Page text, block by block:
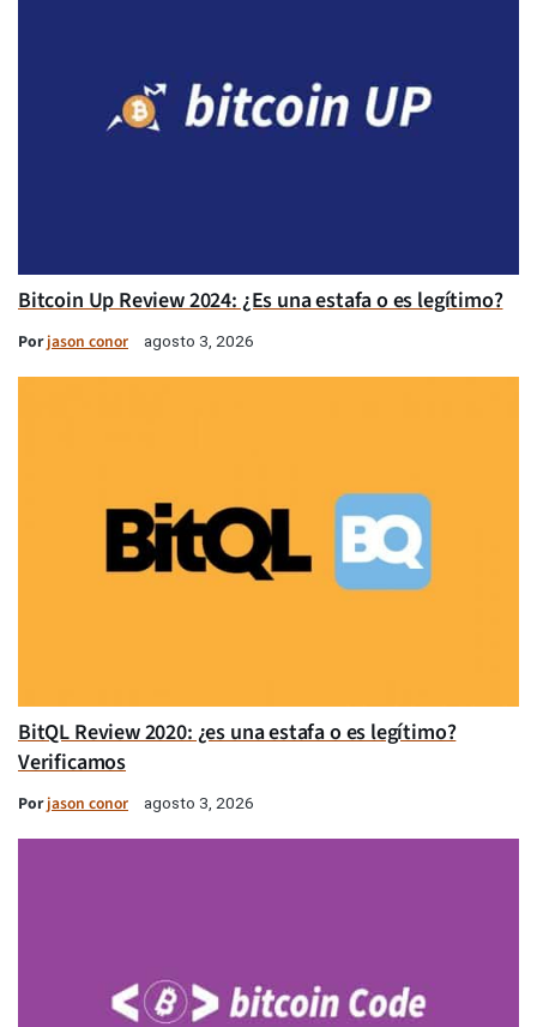
Bitcoin Up Review 2024: ¿Es una estafa o es legítimo?
Porjason conor agosto 3, 2026
BitQL Review 2020: ¿es una estafa o es legítimo?
Verificamos
Porjason conor agosto 3, 2026